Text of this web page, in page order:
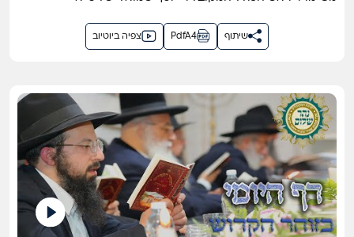
צפיה ביוטיוב PdfA4 שיתוף